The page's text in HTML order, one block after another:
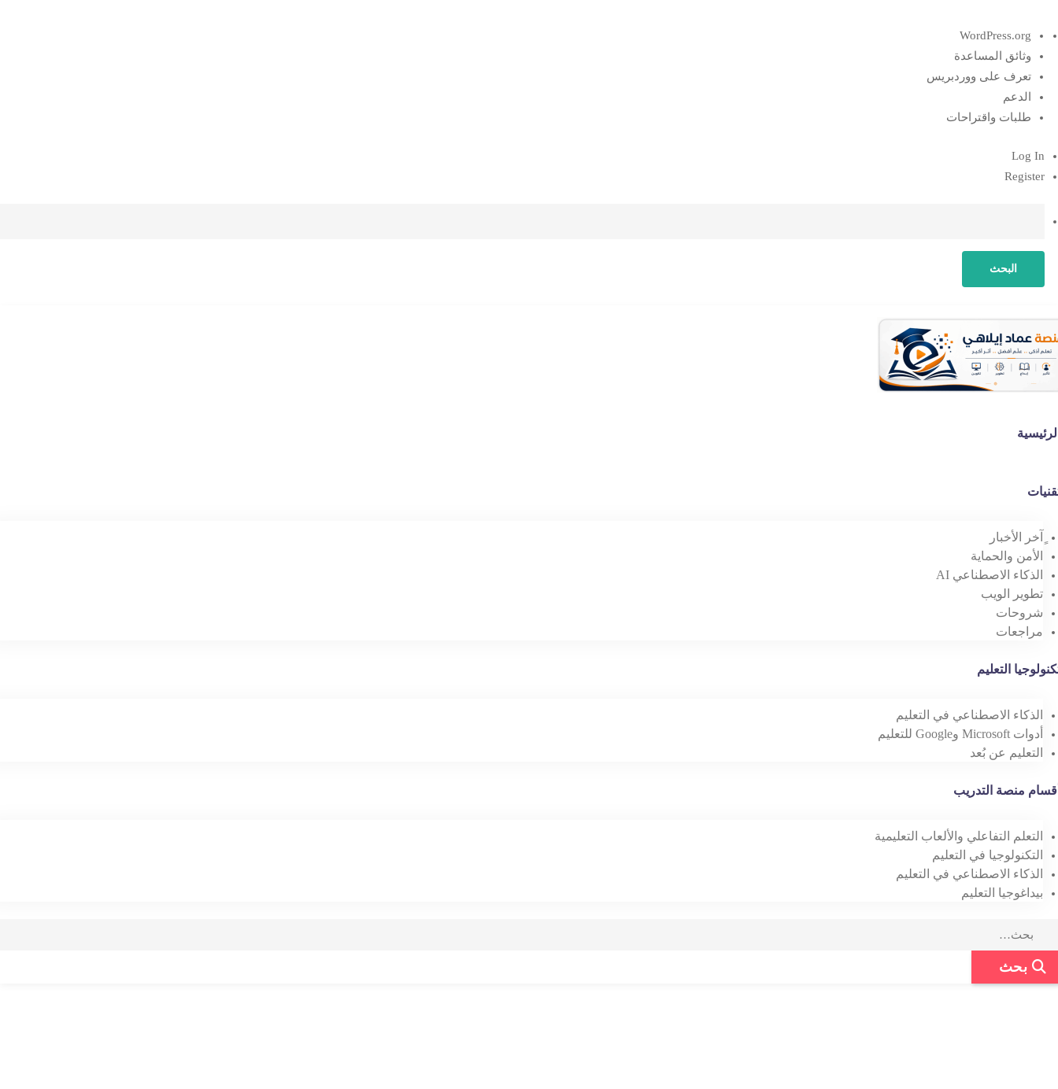
نبذة
عن
ووردبريس
WordPress.org
وثائق المساعدة
تعرف على ووردبريس
الدعم
طلبات واقتراحات
Log In
Register
البحث
ٍآخر الأخبار
الأمن والحماية
الذكاء الاصطناعي AI
تطوير الويب
شروحات
مراجعات
التعليم
الذكاء الاصطناعي في التعليم
أدوات Microsoft وGoogle للتعليم
التعليم عن بُعد
منصة التدريب
التعلم التفاعلي والألعاب التعليمية
التكنولوجيا في التعليم
الذكاء الاصطناعي في التعليم
بيداغوجيا التعليم
بحث